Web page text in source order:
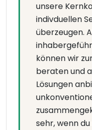
unsere
indivduellen
überzeugen.
können wir
beraten und
Lösungen
sehr, wenn